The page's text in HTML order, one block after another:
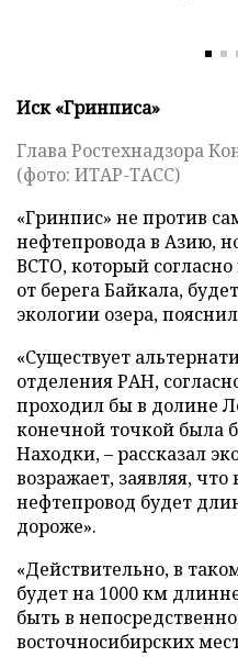
Иск «Гринписа»
Глава Ростехнадзора
(фото: ИТАР-ТАСС)
«Гринпис» не против
нефтепровода в Азию,
ВСТО, который
от берега Байкала,
экологии озера,
«Существует
отделения РАН,
проходил бы в долине
конечной точкой была
Находки, – рассказал
возражает, заявляя, что
нефтепровод будет
дороже».
«Действительно, в
будет на 1000 км
быть в
восточносибирских